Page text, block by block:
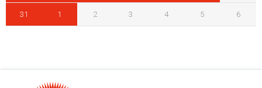
31 1 2 3 4 5 6